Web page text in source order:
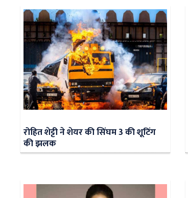
रोहित शेट्टी ने शेयर की सिंघम 3 की शूटिंग
की झलक